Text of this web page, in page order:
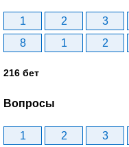
1 2 3
8
1 2
216 бет
Вопросы
1 2 3